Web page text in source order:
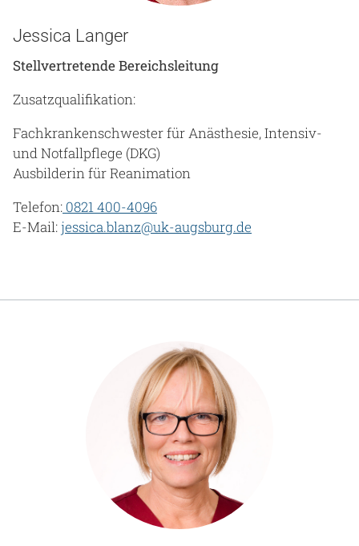
Jessica Langer
Stellvertretende Bereichsleitung
Zusatzqualifikation:
Fachkrankenschwester für Anästhesie, Intensiv-
und Notfallpflege (DKG)
Ausbilderin für Reanimation
Telefon: 0821 400-4096
E-Mail:jessica.blanz@uk-augsburg.de